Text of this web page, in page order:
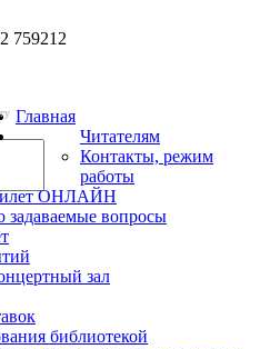
759212
Главная
Читателям
Контакты, режим
работы
ОНЛАЙН
задаваемые вопросы
зал
библиотекой